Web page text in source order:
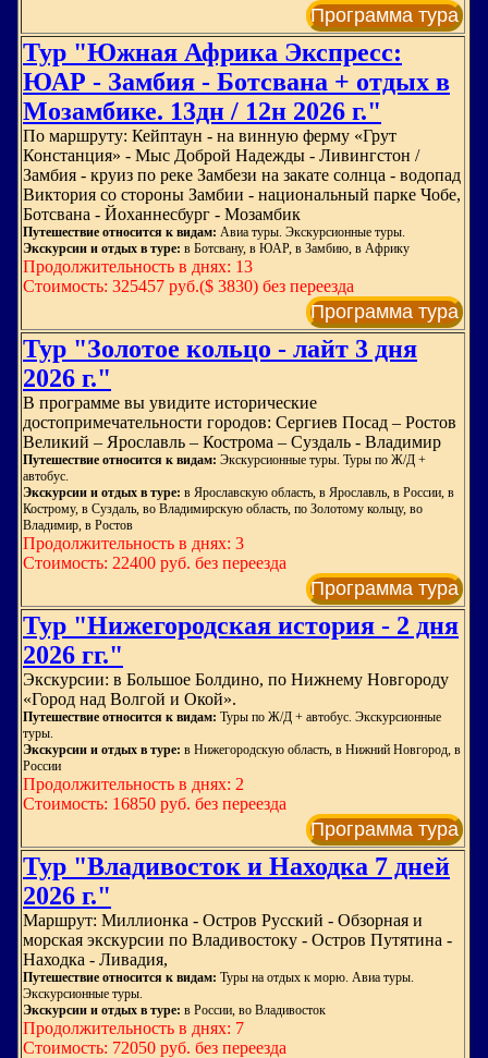
Программа тура
Тур "Южная Африка Экспресс:
ЮАР - Замбия - Ботсвана + отдых в
Мозамбике. 13дн / 12н 2026 г."
По маршруту: Кейптаун - на винную ферму «Грут
Констанция» - Мыс Доброй Надежды - Ливингстон /
Замбия - круиз по реке Замбези на закате солнца - водопад
Виктория со стороны Замбии - национальный парке Чобе,
Ботсвана - Йоханнесбург - Мозамбик
Путешествие относится к видам: Авиа туры. Экскурсионные туры.
Экскурсии и отдых в туре: в Ботсвану, в ЮАР, в Замбию, в Африку
Продолжительность в днях: 13
Стоимость: 325457 руб.($ 3830) без переезда
Программа тура
Тур "Золотое кольцо - лайт 3 дня
2026 г."
В программе вы увидите исторические
достопримечательности городов: Сергиев Посад – Ростов
Великий – Ярославль – Кострома – Суздаль - Владимир
Путешествие относится к видам: Экскурсионные туры. Туры по Ж/Д +
автобус.
Экскурсии и отдых в туре: в Ярославскую область, в Ярославль, в России, в
Кострому, в Суздаль, во Владимирскую область, по Золотому кольцу, во
Владимир, в Ростов
Продолжительность в днях: 3
Стоимость: 22400 руб. без переезда
Программа тура
Тур "Нижегородская история - 2 дня
2026 гг."
Экскурсии: в Большое Болдино, по Нижнему Новгороду
«Город над Волгой и Окой».
Путешествие относится к видам: Туры по Ж/Д + автобус. Экскурсионные
туры.
Экскурсии и отдых в туре: в Нижегородскую область, в Нижний Новгород, в
России
Продолжительность в днях: 2
Стоимость: 16850 руб. без переезда
Программа тура
Тур "Владивосток и Находка 7 дней
2026 г."
Маршрут: Миллионка - Остров Русский - Обзорная и
морская экскурсии по Владивостоку - Остров Путятина -
Находка - Ливадия,
Путешествие относится к видам: Туры на отдых к морю. Авиа туры.
Экскурсионные туры.
Экскурсии и отдых в туре: в России, во Владивосток
Продолжительность в днях: 7
Стоимость: 72050 руб. без переезда